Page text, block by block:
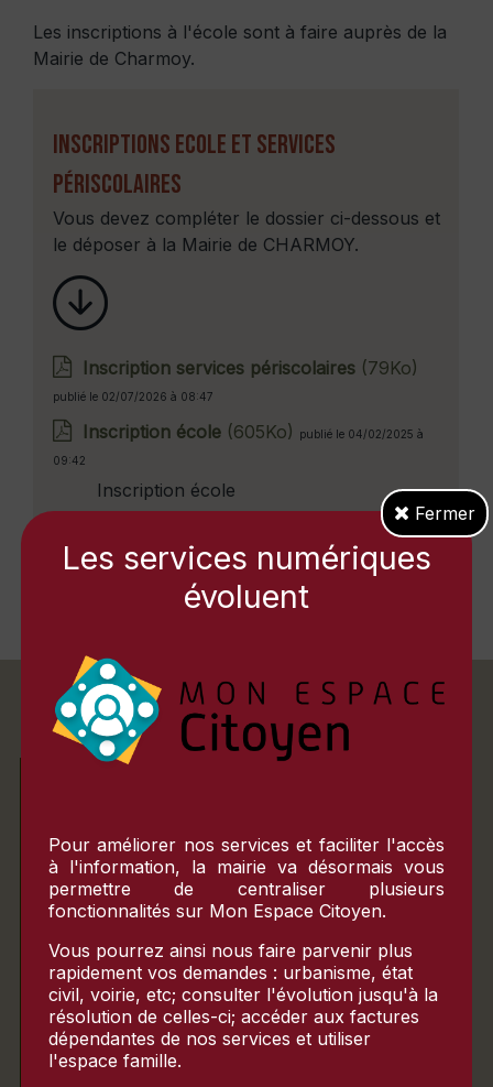
Les inscriptions à l'école sont à faire auprès de la
Mairie de Charmoy.
InscriptionS Ecole et services
périscolaires
Vous devez compléter le dossier ci-dessous et
le déposer à la Mairie de CHARMOY.
Inscription services périscolaires(79Ko)
publié le 02/07/2026 à 08:47
Inscription école(605Ko)
publié le 04/02/2025 à
09:42
Inscription école
Pour rappel : tout changement de planning de
restauration scolaire doit être communiqué
par écrit au plus tard le mardi 17h pour la
semaine suivante.
Matin
Lundi
10h-12h
Mardi
fermé
Mercredi fermé
Fermer
Les services numériques
évoluent
Pour améliorer nos services et faciliter l'accès
à l'information, la mairie va désormais vous
permettre de centraliser plusieurs
fonctionnalités sur Mon Espace Citoyen.
Vous pourrez ainsi nous faire parvenir plus
rapidement vos demandes : urbanisme, état
civil, voirie, etc; consulter l'évolution jusqu'à la
résolution de celles-ci; accéder aux factures
dépendantes de nos services et utiliser
l'espace famille.